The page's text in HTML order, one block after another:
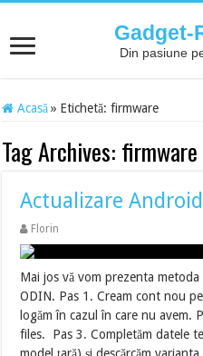
Gadget-
Din pasiune
Acasă » Etichetă:firmware
Tag Archives: firmware
Actualizare
Florin
Mai jos vă vom prezenta
ODIN. Pas 1. Cream cont nou
logăm în cazul în care nu avem.
files. Pas 3. Completăm datele